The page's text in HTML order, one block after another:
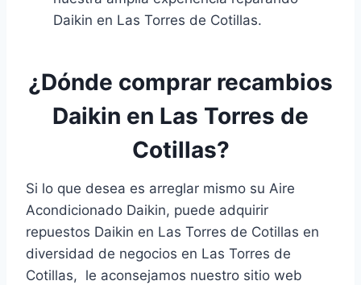
Daikin en Las Torres de Cotillas.
¿Dónde comprar recambios
Daikin en Las Torres de
Cotillas?
Si lo que desea es arreglar mismo su Aire
Acondicionado Daikin, puede adquirir
repuestos Daikin en Las Torres de Cotillas en
diversidad de negocios en Las Torres de
Cotillas, le aconsejamos nuestro sitio web